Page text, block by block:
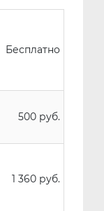
Бесплатно
500 руб.
1 360 руб.